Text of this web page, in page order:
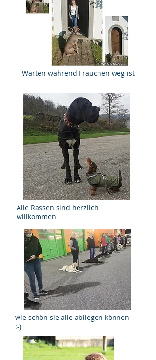
Warten während Frauchen weg ist
Hundeschwimmen 22
Alle Rassen sind herzlich
willkommen
wie schön sie alle abliegen können
:-)